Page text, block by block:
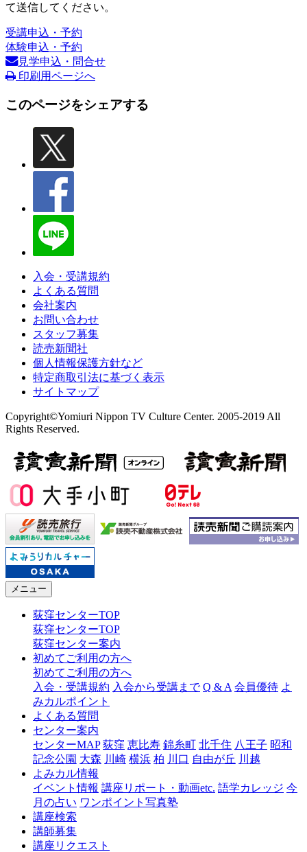
て送信してください。
受講申込・予約
体験申込・予約
見学申込・問合せ
印刷用ページへ
このページをシェアする
入会・受講規約
よくある質問
会社案内
お問い合わせ
スタッフ募集
読売新聞社
個人情報保護方針など
特定商取引法に基づく表示
サイトマップ
Copyright©Yomiuri Nippon TV Culture Center. 2005-2019 All
Rights Reserved.
メニュー
荻窪センターTOP
荻窪センターTOP
荻窪センター案内
初めてご利用の方へ
初めてご利用の方へ
入会・受講規約 入会から受講まで Q & A 会員優待 よ
みカルポイント
よくある質問
センター案内
センターMAP 荻窪 恵比寿 錦糸町 北千住 八王子 昭和
記念公園 大森 川崎 横浜 柏 川口 自由が丘 川越
よみカル情報
イベント情報 講座リポート・動画etc. 語学カレッジ 今
月の占い ワンポイント写真塾
講座検索
講師募集
講座リクエスト